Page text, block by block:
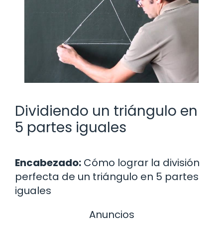
Dividiendo un triángulo en
5 partes iguales
Encabezado: Cómo lograr la división
perfecta de un triángulo en 5 partes
iguales
Anuncios